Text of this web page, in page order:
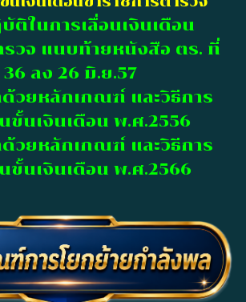
ติในการเลื่อนเงินเดือน
รวจ แนบท้ายหนังสือ ตร. ที่
ลง 26 มิ.ย.57
ด้วยหลักเกณฑ์ และวิธีการ
ขั้นเงินเดือน พ.ศ.2556
ด้วยหลักเกณฑ์ และวิธีการ
ขั้นเงินเดือน พ.ศ.2566